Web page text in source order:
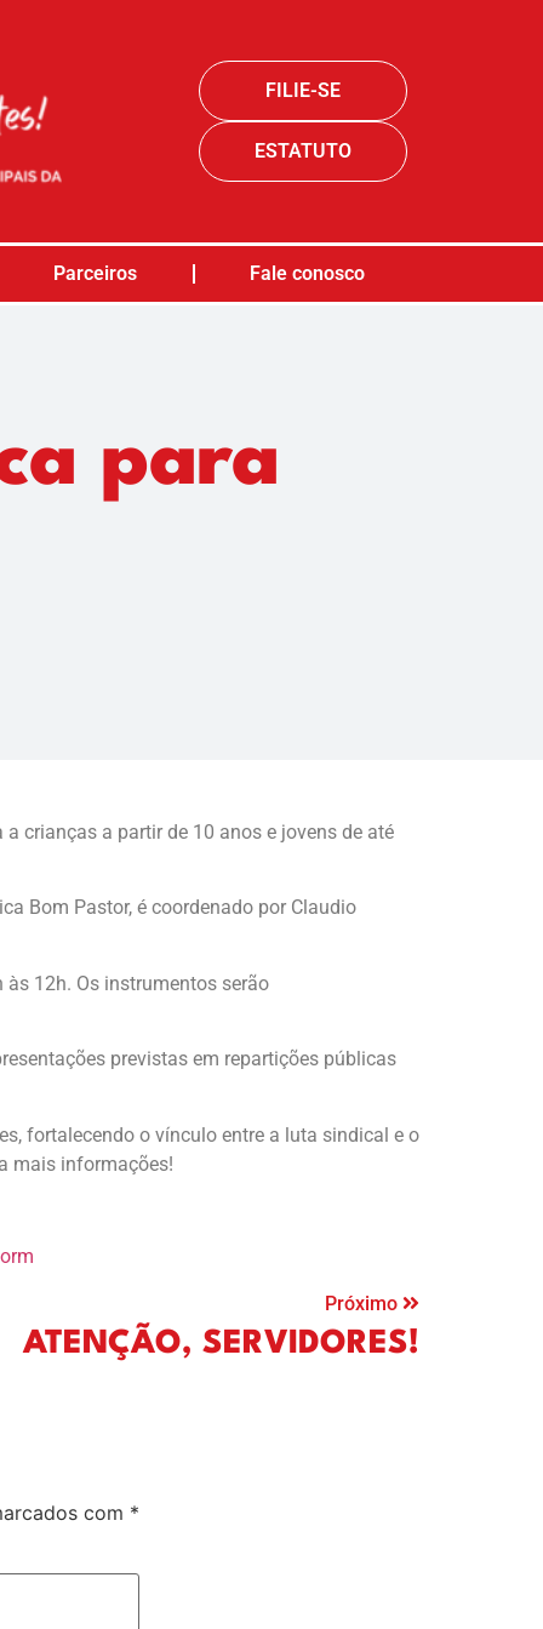
FILIE-SE
ESTATUTO
Parceiros Fale conosco
para
crianças a partir de 10 anos e jovens de até
Bom Pastor, é coordenado por Claudio
12h. Os instrumentos serão
previstas em repartições públicas
fortalecendo o vínculo entre a luta sindical e o
mais informações!
Próximo
ATENÇÃO, SERVIDORES!
com *